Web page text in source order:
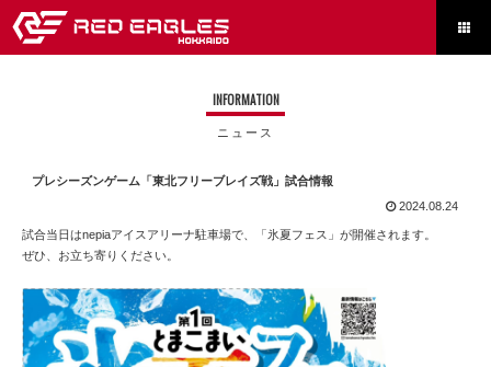

INFORMATION
ニュース
プレシーズンゲーム「東北フリーブレイズ戦」試合情報
2024.08.24
試合当日はnepiaアイスアリーナ駐車場で、「氷夏フェス」が開催されます。
ぜひ、お立ち寄りください。